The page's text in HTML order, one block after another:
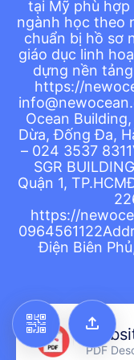
Add to Home
Add to Gallery
tại Mỹ phù
ngành học theo
chuẩn bị hồ sơ
giáo dục linh
dựng nền
https://
Ocean
Dừa, Đống Đa,
– 024 3537
SGR
Quận 1,
https://
Điện Biên
PDF